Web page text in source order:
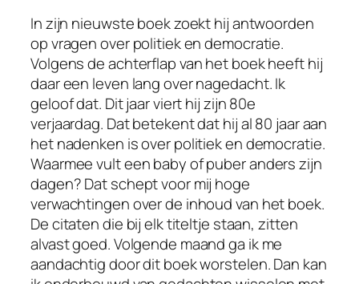
In zijn nieuwste boek zoekt hij antwoorden
op vragen over politiek en democratie.
Volgens de achterflap van het boek heeft hij
daar een leven lang over nagedacht. Ik
geloof dat. Dit jaar viert hij zijn 80e
verjaardag. Dat betekent dat hij al 80 jaar aan
het nadenken is over politiek en democratie.
Waarmee vult een baby of puber anders zijn
dagen? Dat schept voor mij hoge
verwachtingen over de inhoud van het boek.
De citaten die bij elk titeltje staan, zitten
alvast goed. Volgende maand ga ik me
aandachtig door dit boek worstelen. Dan kan